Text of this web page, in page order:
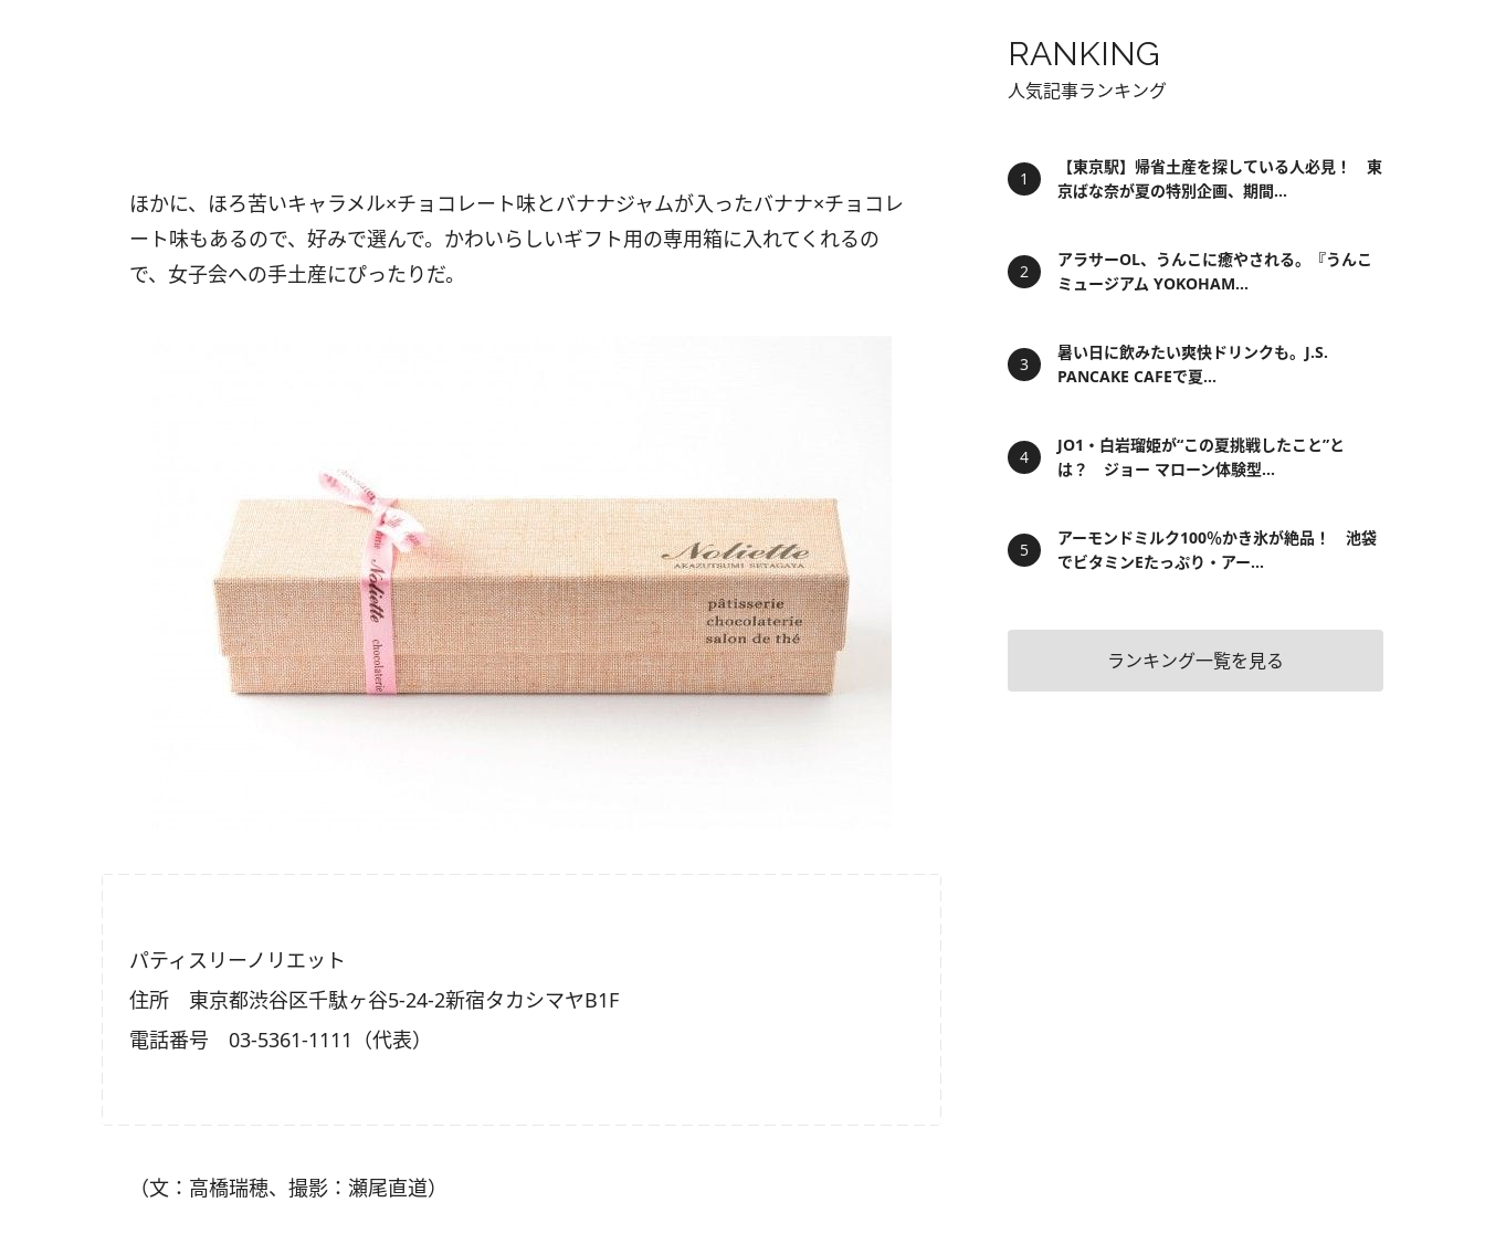
ほかに、ほろ苦いキャラメル×チョコレート味とバナナジャムが入ったバナナ×チョコレ
ート味もあるので、好みで選んで。かわいらしいギフト用の専用箱に入れてくれるの
で、女子会への手土産にぴったりだ。
パティスリーノリエット
住所 東京都渋谷区千駄ヶ谷5-24-2新宿タカシマヤB1F
電話番号 03-5361-1111（代表）
（文：高橋瑞穂、撮影：瀬尾直道）
RANKING
人気記事ランキング
【東京駅】帰省土産を探している人必見！ 東
京ばな奈が夏の特別企画、期間...
アラサーOL、うんこに癒やされる。『うんこ
ミュージアム YOKOHAM...
暑い日に飲みたい爽快ドリンクも。J.S.
PANCAKE CAFEで夏...
JO1・白岩瑠姫が“この夏挑戦したこと”と
は？ ジョー マローン体験型...
アーモンドミルク100％かき氷が絶品！ 池袋
でビタミンEたっぷり・アー...
ランキング一覧を見る